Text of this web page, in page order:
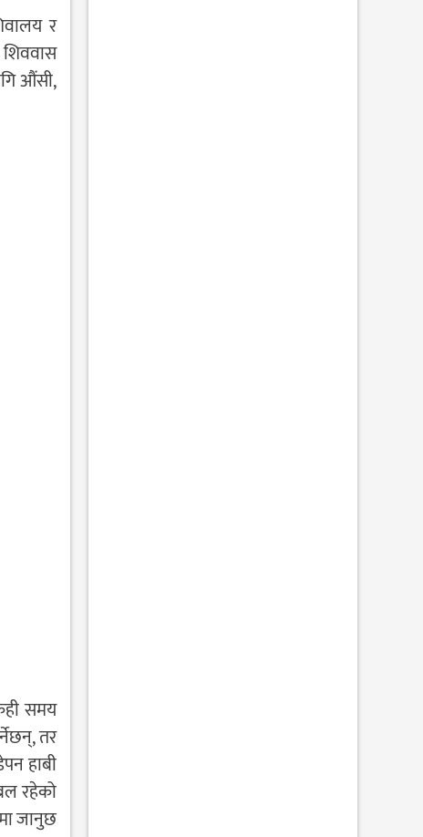
र
औंसी,
समय
तर
हाबी
रहेको
जानुछ